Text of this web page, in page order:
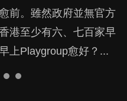
前。雖然政府並無官方
港至少有六、七百家早
上Playgroup愈好？...
mind 課程，學生以遊
能力亦明顯比其他小朋
之處？...
至會有自殺，或傷害小
產後抑鬱往往難以察
扎過：究竟全職好，還
自己的獨特狀況和考慮
所養育的子女其實都各
戒，但原來一刀切阻止
孩子的身心發展？...